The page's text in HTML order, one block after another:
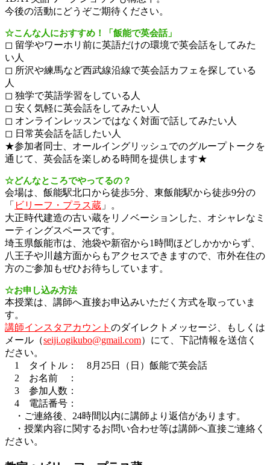
今後の活動にどうぞご期待ください。
☆こんな人におすすめ！「飯能で英会話」
◻︎ 留学やワーホリ前に英語だけの環境で英会話をしてみた
い人
◻︎ 所沢や練馬など西武線沿線で英会話カフェを探している
人
◻︎ 独学で英語学習をしている人
◻︎ 安く気軽に英会話をしてみたい人
◻︎ オンラインレッスンではなく対面で話してみたい人
◻︎ 日常英会話を話したい人
★参加者同士、オールイングリッシュでのグループトークを
通じて、英会話を楽しめる時間を提供します★
☆どんなところでやってるの？
会場は、飯能駅北口から徒歩5分、東飯能駅から徒歩9分の
「 ビリーフ・プラス蔵 」。
大正時代建造の古い蔵をリノベーションした、オシャレなミ
ーティングスペースです。
埼玉県飯能市は、池袋や新宿から1時間ほどしかかからず、
八王子や川越方面からもアクセスできますので、市外在住の
方のご参加もぜひお待ちしています。
☆お申し込み方法
本授業は、講師へ直接お申込みいただく方式を取っていま
す。
講師インスタアカウント のダイレクトメッセージ、もしくは
メール（seiji.ogikubo@gmail.com）にて、下記情報を送信く
ださい。
1 タイトル： 8月25日（日）飯能で英会話
2 お名前 ：
3 参加人数：
4 電話番号：
・ご連絡後、24時間以内に講師より返信があります。
・授業内容に関するお問い合わせ等は講師へ直接ご連絡く
ださい。